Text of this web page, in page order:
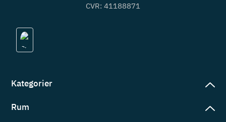
CVR: 41188871
Kategorier
Rum